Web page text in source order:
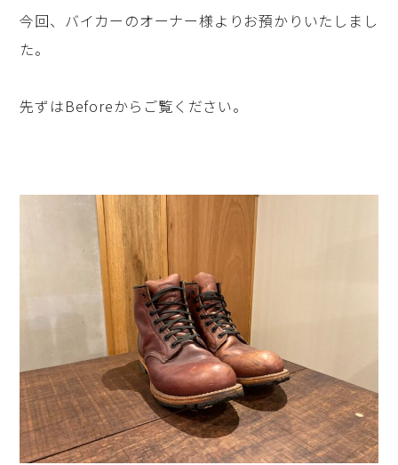
今回、バイカーのオーナー様よりお預かりいたしまし
た。
先ずはBeforeからご覧ください。